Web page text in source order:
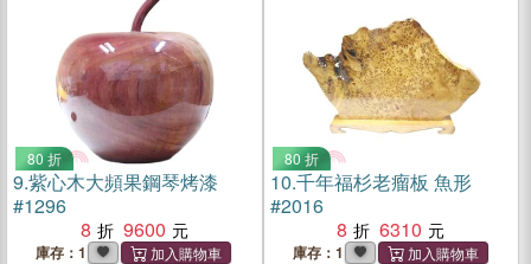
80 折
9.紫心木大頻果鋼琴烤漆
#1296
8
9600
庫存：1
80 折
10.千年福杉老瘤板 魚形
#2016
8
6310
庫存：1